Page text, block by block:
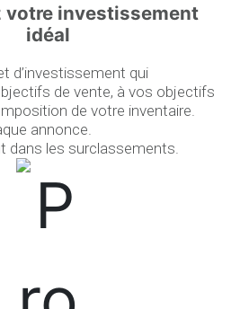
votre investissement
idéal
d’investissement qui
de vente, à vos objectifs
de votre inventaire.
annonce.
dans les surclassements.